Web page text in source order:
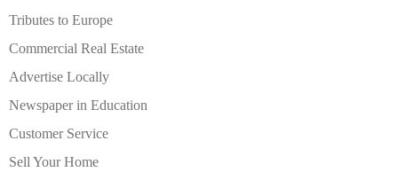
Tributes to Europe
Commercial Real Estate
Advertise Locally
Newspaper in Education
Customer Service
Sell Your Home